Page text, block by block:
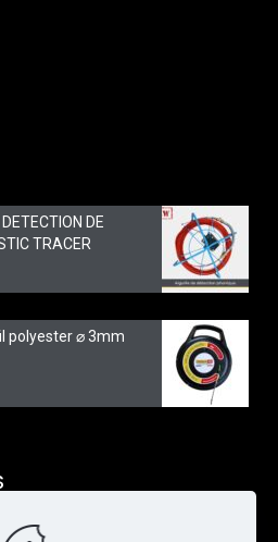
DE
TRACER
polyester ⌀ 3mm